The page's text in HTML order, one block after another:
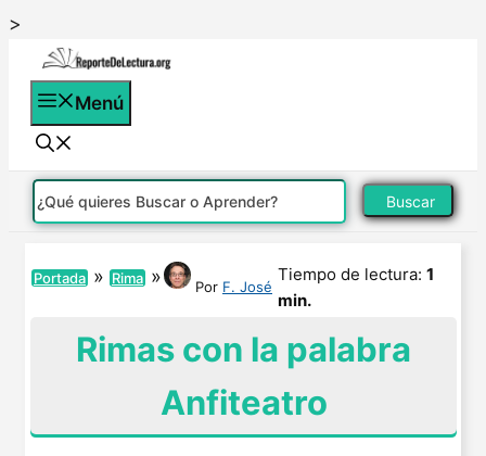
>
contenido
Menú
Buscar
Portada » Rima » Por F. José
Tiempo de lectura: 1
min.
Rimas con la palabra
Anfiteatro